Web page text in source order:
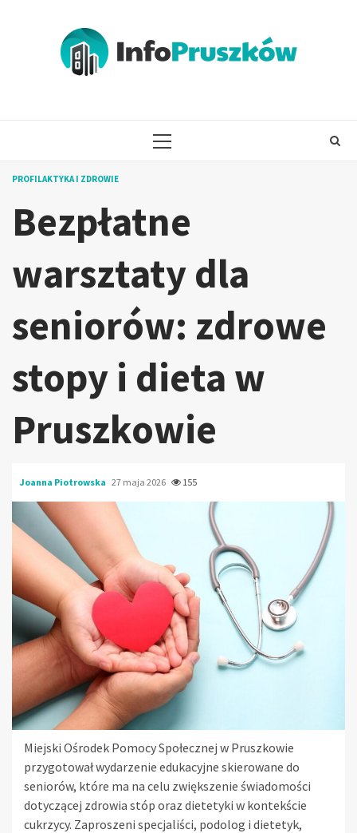
PRIMARY
PROFILAKTYKA I ZDROWIE
Bezpłatne
warsztaty dla
seniorów: zdrowe
stopy i dieta w
Pruszkowie
Joanna Piotrowska 27 maja 2026 155
Miejski Ośrodek Pomocy Społecznej w Pruszkowie
przygotował wydarzenie edukacyjne skierowane do
seniorów, które ma na celu zwiększenie świadomości
dotyczącej zdrowia stóp oraz dietetyki w kontekście
cukrzycy. Zaproszeni specjaliści, podolog i dietetyk,